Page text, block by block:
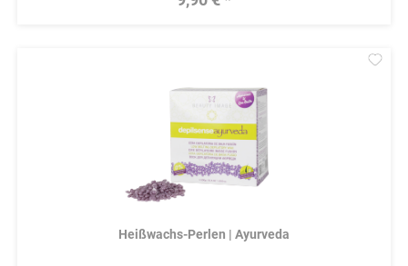
Heißwachs-Perlen | Ayurveda